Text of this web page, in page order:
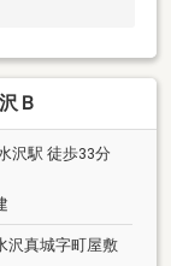
Ｂ
沢駅 徒歩33分
沢真城字町屋敷